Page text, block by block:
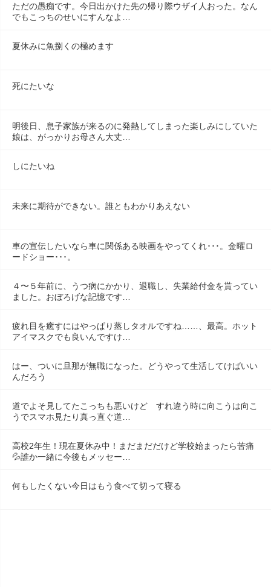
ただの愚痴です。今日出かけた先の帰り際ウザイ人おった。なん
でもこっちのせいにすんなよ…
夏休みに魚捌くの極めます
死にたいな
明後日、息子家族が来るのに発熱してしまった楽しみにしていた
娘は、がっかりお母さん大丈…
しにたいね
未来に期待ができない。誰ともわかりあえない
車の宣伝したいなら車に関係ある映画をやってくれ･･･。金曜ロ
ードショー･･･。
４〜５年前に、うつ病にかかり、退職し、失業給付金を貰ってい
ました。おぼろげな記憶です…
疲れ目を癒すにはやっぱり蒸しタオルですね……、最高。ホット
アイマスクでも良いんですけ…
はー、ついに旦那が無職になった。どうやって生活してけばいい
んだろう
道でよそ見してたこっちも悪いけど　すれ違う時に向こうは向こ
うでスマホ見たり真っ直ぐ道…
高校2年生！現在夏休み中！まだまだだけど学校始まったら苦痛
💦誰か一緒に今後もメッセー…
何もしたくない今日はもう食べて切って寝る